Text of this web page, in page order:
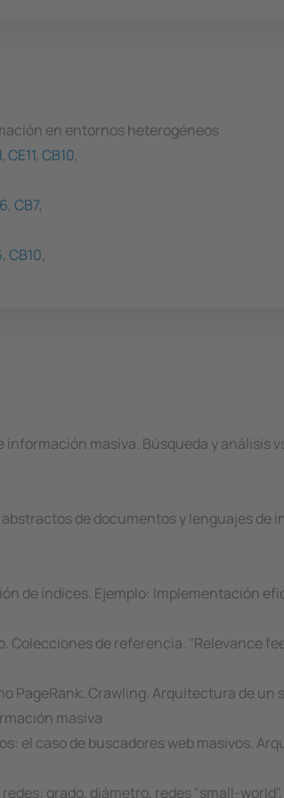
en entornos heterogéneos
, CE11, CB10,
, CB7,
, CB10,
masiva. Búsqueda y análisis
de documentos y lenguajes
de índices. Ejemplo: Implementación
Colecciones de referencia. "Relevance
PageRank. Crawling. Arquitectura de un
masiva
el caso de buscadores web masivos.
grado, diámetro, redes "small-